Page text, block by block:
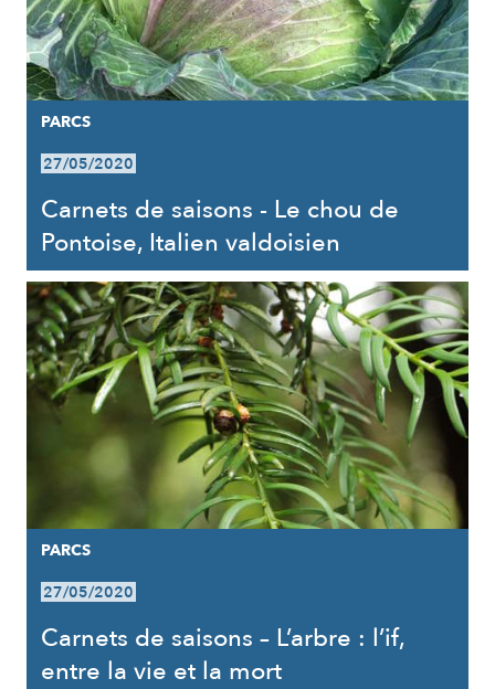
PARCS
27/05/2020
Carnets de saisons - Le chou de
Pontoise, Italien valdoisien
PARCS
27/05/2020
Carnets de saisons – L’arbre : l’if,
entre la vie et la mort